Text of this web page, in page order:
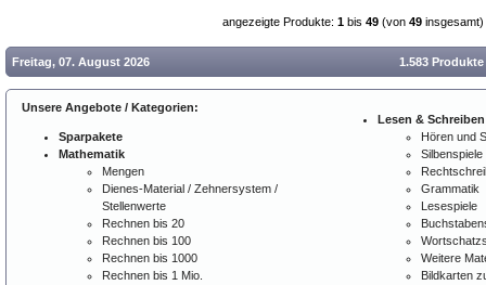
angezeigte Produkte: 1 bis 49 (von 49 insgesamt)
Freitag, 07. August 2026 1.583
Unsere Angebote / Kategorien:
Sparpakete
Mathematik
Mengen
Dienes-Material / Zehnersystem /
Stellenwerte
Rechnen bis 20
Rechnen bis 100
Rechnen bis 1000
Rechnen bis 1 Mio.
Lesen & Schreiben
Hören und
Silbenspiele
Grammatik
Lesespiele
Weitere
Bildkarten